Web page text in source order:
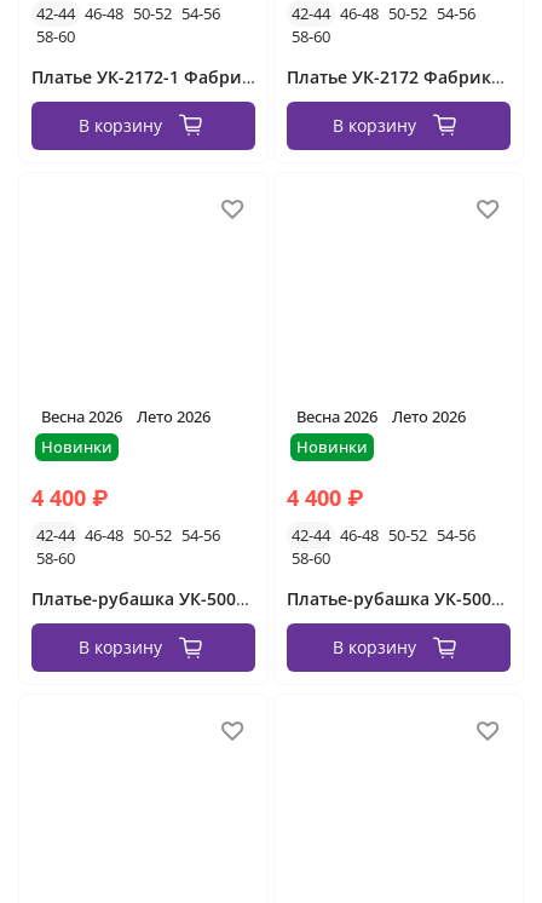
42-44 46-48 50-52 54-56
58-60
Платье УК-2172-1 Фабрика Моды
В корзину
42-44 46-48 50-52 54-56
58-60
Платье УК-2172 Фабрика Моды
В корзину
Весна 2026
Лето 2026
Новинки
4 400 ₽
42-44 46-48 50-52 54-56
58-60
Платье-рубашка УК-50086-2 Фабрика Моды
В корзину
Весна 2026
Лето 2026
Новинки
4 400 ₽
42-44 46-48 50-52 54-56
58-60
Платье-рубашка УК-50086-1 Фабрика Моды
В корзину